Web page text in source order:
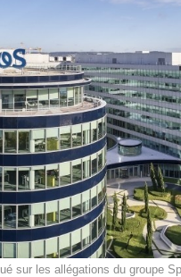
sur les allégations du groupe